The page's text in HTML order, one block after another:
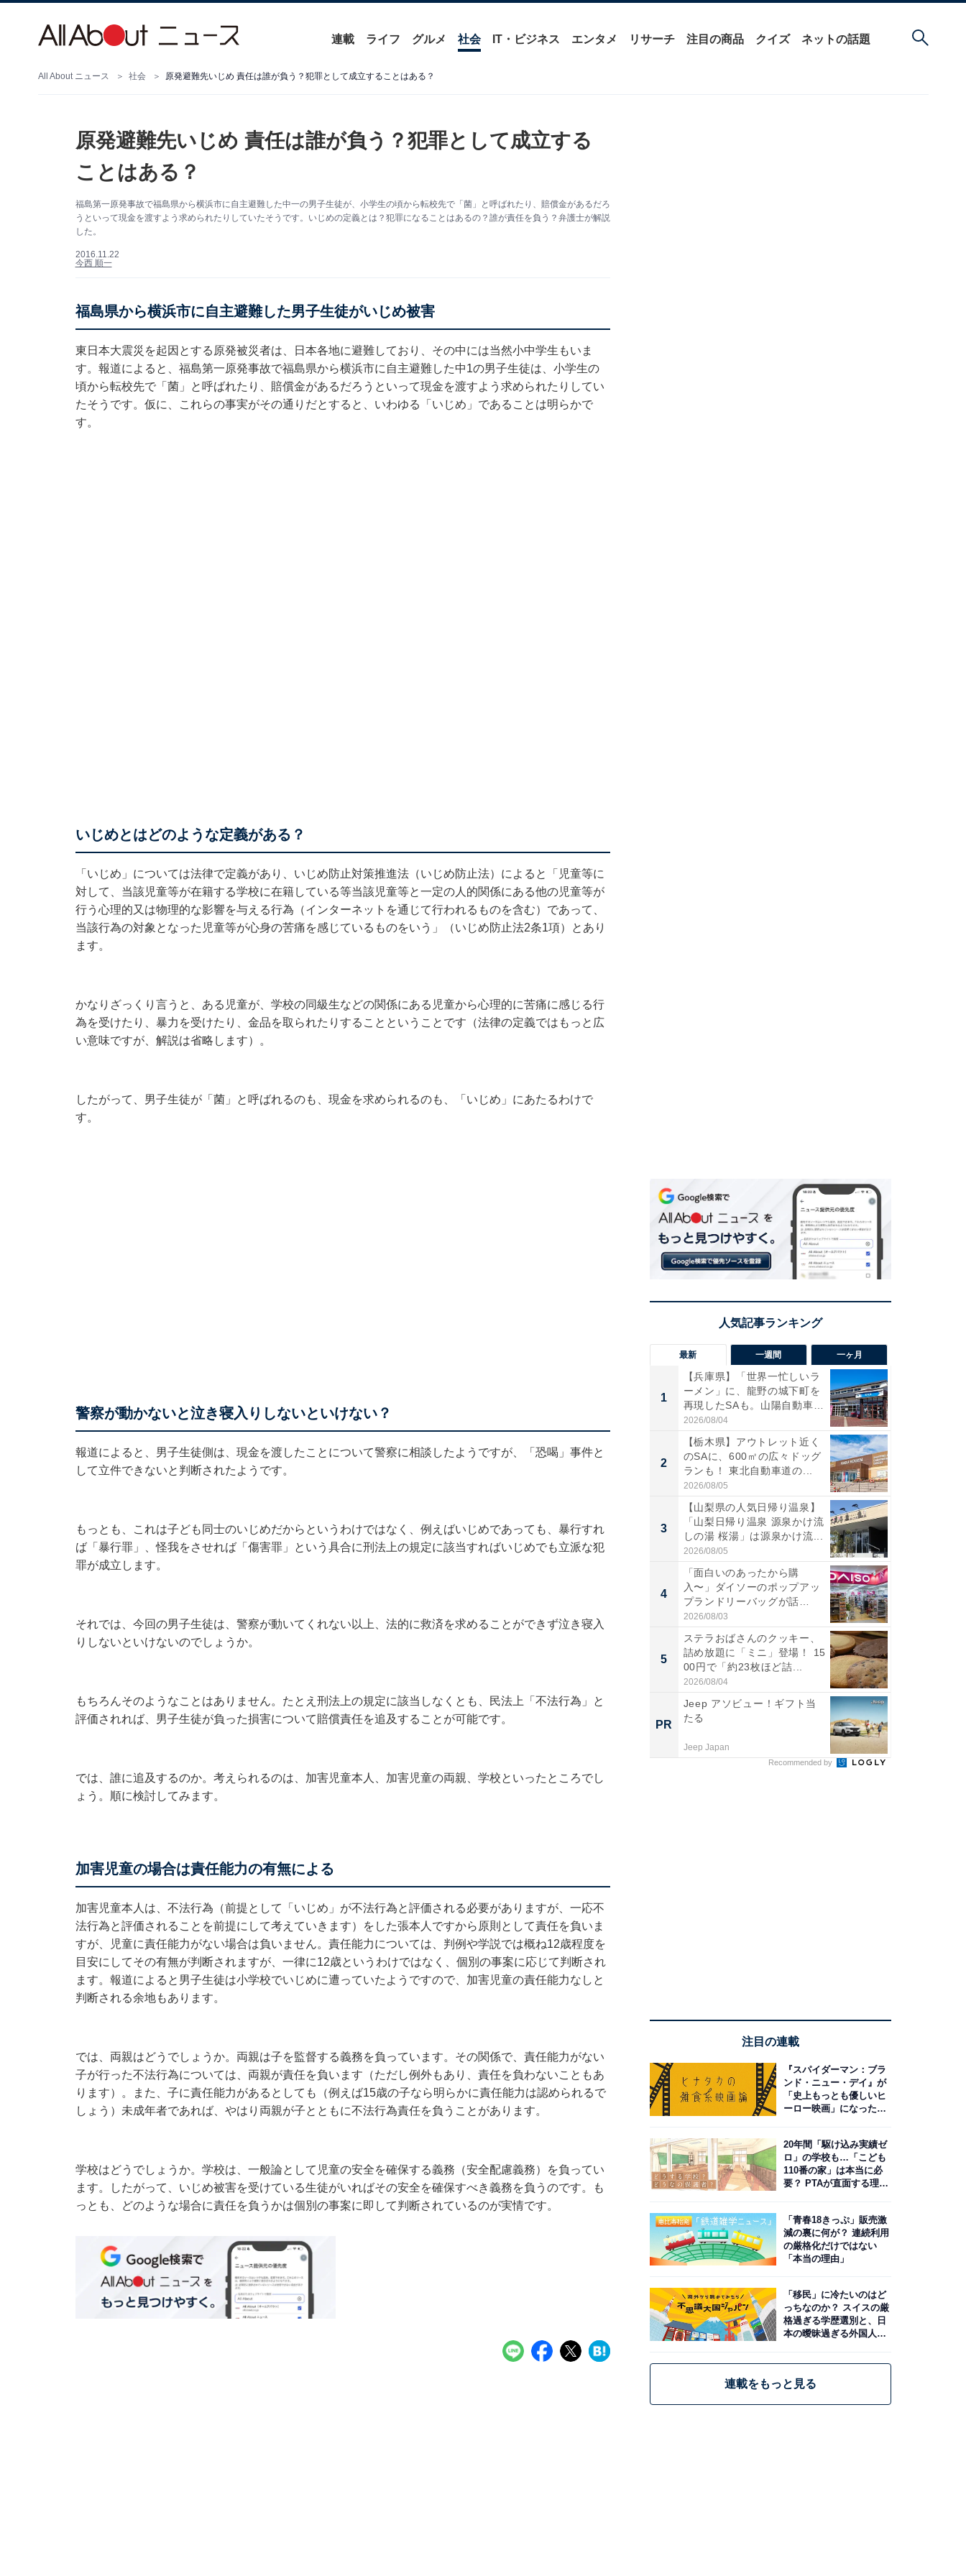
連載 ライフ グルメ 社会 IT・ビジネス エンタメ リサーチ 注目の商品 クイズ ネットの話題
All About ニュース 社会 原発避難先いじめ 責任は誰が負う？犯罪として成立することはある？
原発避難先いじめ 責任は誰が負う？犯罪として成立する
ことはある？
福島第一原発事故で福島県から横浜市に自主避難した中一の男子生徒が、小学生の頃から転校先で「菌」と呼ばれたり、賠償金があるだろ
うといって現金を渡すよう求められたりしていたそうです。いじめの定義とは？犯罪になることはあるの？誰が責任を負う？弁護士が解説
した。
2016.11.22
今西 順一
福島県から横浜市に自主避難した男子生徒がいじめ被害
東日本大震災を起因とする原発被災者は、日本各地に避難しており、その中には当然小中学生もいま
す。報道によると、福島第一原発事故で福島県から横浜市に自主避難した中1の男子生徒は、小学生の
頃から転校先で「菌」と呼ばれたり、賠償金があるだろうといって現金を渡すよう求められたりしてい
たそうです。仮に、これらの事実がその通りだとすると、いわゆる「いじめ」であることは明らかで
す。
いじめとはどのような定義がある？
「いじめ」については法律で定義があり、いじめ防止対策推進法（いじめ防止法）によると「児童等に
対して、当該児童等が在籍する学校に在籍している等当該児童等と一定の人的関係にある他の児童等が
行う心理的又は物理的な影響を与える行為（インターネットを通じて行われるものを含む）であって、
当該行為の対象となった児童等が心身の苦痛を感じているものをいう」（いじめ防止法2条1項）とあり
ます。
かなりざっくり言うと、ある児童が、学校の同級生などの関係にある児童から心理的に苦痛に感じる行
為を受けたり、暴力を受けたり、金品を取られたりすることということです（法律の定義ではもっと広
い意味ですが、解説は省略します）。
したがって、男子生徒が「菌」と呼ばれるのも、現金を求められるのも、「いじめ」にあたるわけで
す。
警察が動かないと泣き寝入りしないといけない？
報道によると、男子生徒側は、現金を渡したことについて警察に相談したようですが、「恐喝」事件と
して立件できないと判断されたようです。
もっとも、これは子ども同士のいじめだからというわけではなく、例えばいじめであっても、暴行すれ
ば「暴行罪」、怪我をさせれば「傷害罪」という具合に刑法上の規定に該当すればいじめでも立派な犯
罪が成立します。
それでは、今回の男子生徒は、警察が動いてくれない以上、法的に救済を求めることができず泣き寝入
りしないといけないのでしょうか。
もちろんそのようなことはありません。たとえ刑法上の規定に該当しなくとも、民法上「不法行為」と
評価されれば、男子生徒が負った損害について賠償責任を追及することが可能です。
では、誰に追及するのか。考えられるのは、加害児童本人、加害児童の両親、学校といったところでし
ょう。順に検討してみます。
加害児童の場合は責任能力の有無による
加害児童本人は、不法行為（前提として「いじめ」が不法行為と評価される必要がありますが、一応不
法行為と評価されることを前提にして考えていきます）をした張本人ですから原則として責任を負いま
すが、児童に責任能力がない場合は負いません。責任能力については、判例や学説では概ね12歳程度を
目安にしてその有無が判断されますが、一律に12歳というわけではなく、個別の事案に応じて判断され
ます。報道によると男子生徒は小学校でいじめに遭っていたようですので、加害児童の責任能力なしと
判断される余地もあります。
では、両親はどうでしょうか。両親は子を監督する義務を負っています。その関係で、責任能力がない
子が行った不法行為については、両親が責任を負います（ただし例外もあり、責任を負わないこともあ
ります）。また、子に責任能力があるとしても（例えば15歳の子なら明らかに責任能力は認められるで
しょう）未成年者であれば、やはり両親が子とともに不法行為責任を負うことがあります。
学校はどうでしょうか。学校は、一般論として児童の安全を確保する義務（安全配慮義務）を負ってい
ます。したがって、いじめ被害を受けている生徒がいればその安全を確保すべき義務を負うのです。も
っとも、どのような場合に責任を負うかは個別の事案に即して判断されているのが実情です。
最新 一週間 一ヶ月
1
【兵庫県】「世界一忙しいラ
ーメン」に、龍野の城下町を
再現したSAも。山陽自動車
道...
2026/08/04
2
【栃木県】アウトレット近く
のSAに、600㎡の広々ドッグ
ランも！ 東北自動車道の...
2026/08/05
3
【山梨県の人気日帰り温泉】
「山梨日帰り温泉 源泉かけ流
しの湯 桜湯」は源泉かけ流...
2026/08/05
4
「面白いのあったから購
入〜」ダイソーのポップアッ
プランドリーバッグが話
題。“さま...
2026/08/03
5
ステラおばさんのクッキー、
詰め放題に「ミニ」登場！ 15
00円で「約23枚ほど詰...
2026/08/04
PR
Jeep アソビュー！ギフト当
たる
Jeep Japan
Recommended by
注目の連載
『スパイダーマン：ブラ
ンド・ニュー・デイ』が
「史上もっとも優しいヒ
ーロー映画」になった理
20年間「駆け込み実績ゼ
ロ」の学校も…「こども
110番の家」は本当に必
要？ PTAが直面する理想
「青春18きっぷ」販売激
減の裏に何が？ 連続利用
の厳格化だけではない
「本当の理由」
「移民」に冷たいのはど
っちなのか？ スイスの厳
格過ぎる学歴選別と、日
本の曖昧過ぎる外国人政
連載をもっと見る